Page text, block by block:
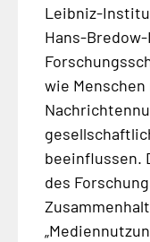
Leibniz-
Hans-
wie
beeinflussen.
des